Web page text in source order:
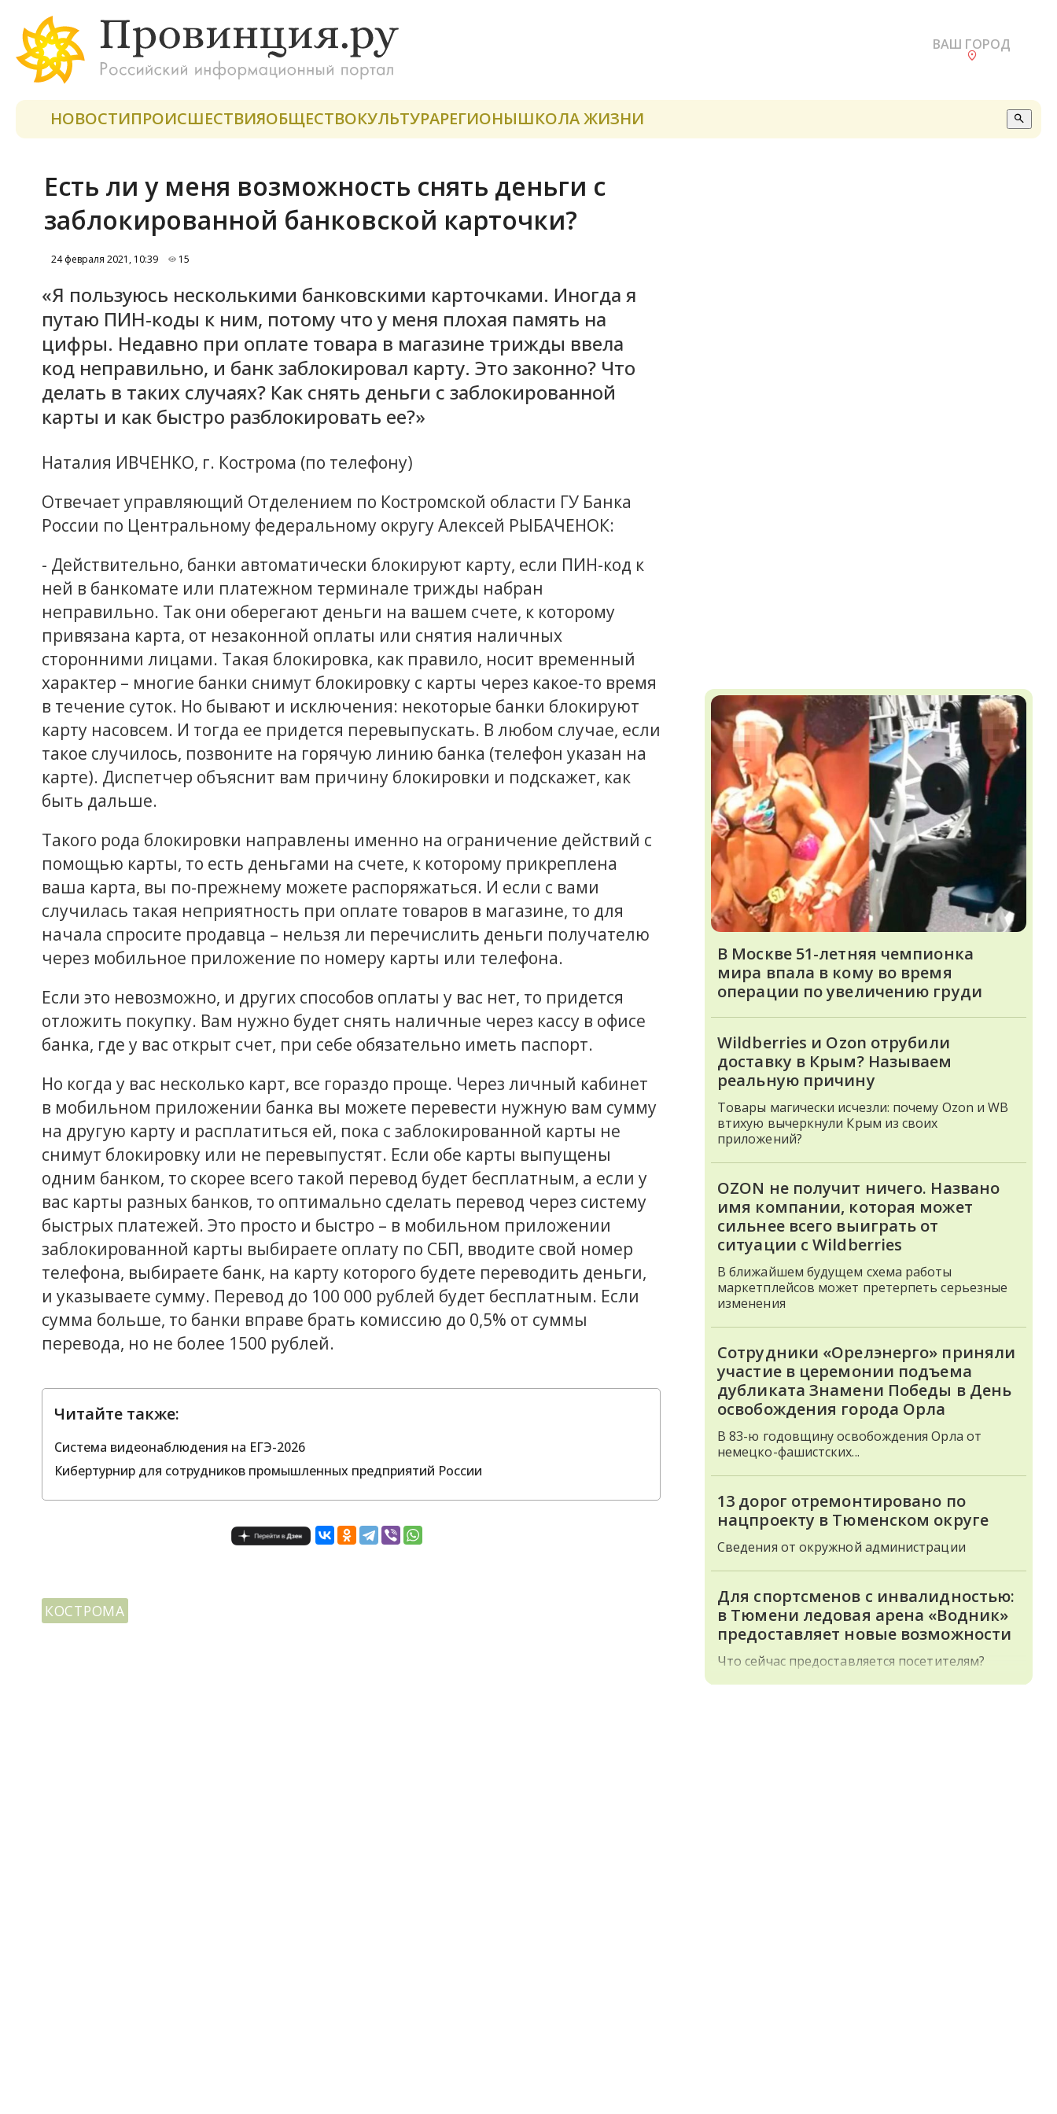
ВАШ ГОРОД
НОВОСТИПРОИСШЕСТВИЯОБЩЕСТВОКУЛЬТУРАРЕГИОНЫШКОЛА ЖИЗНИ
Есть ли у меня возможность снять деньги с
заблокированной банковской карточки?
24 февраля 2021, 10:39 15
«Я пользуюсь несколькими банковскими карточками. Иногда я
путаю ПИН-коды к ним, потому что у меня плохая память на
цифры. Недавно при оплате товара в магазине трижды ввела
код неправильно, и банк заблокировал карту. Это законно? Что
делать в таких случаях? Как снять деньги с заблокированной
карты и как быстро разблокировать ее?»
Наталия ИВЧЕНКО, г. Кострома (по телефону)
Отвечает управляющий Отделением по Костромской области ГУ Банка
России по Центральному федеральному округу Алексей РЫБАЧЕНОК:
- Действительно, банки автоматически блокируют карту, если ПИН-код к
ней в банкомате или платежном терминале трижды набран
неправильно. Так они оберегают деньги на вашем счете, к которому
привязана карта, от незаконной оплаты или снятия наличных
сторонними лицами. Такая блокировка, как правило, носит временный
характер – многие банки снимут блокировку с карты через какое-то время
в течение суток. Но бывают и исключения: некоторые банки блокируют
карту насовсем. И тогда ее придется перевыпускать. В любом случае, если
такое случилось, позвоните на горячую линию банка (телефон указан на
карте). Диспетчер объяснит вам причину блокировки и подскажет, как
быть дальше.
Такого рода блокировки направлены именно на ограничение действий с
помощью карты, то есть деньгами на счете, к которому прикреплена
ваша карта, вы по-прежнему можете распоряжаться. И если с вами
случилась такая неприятность при оплате товаров в магазине, то для
начала спросите продавца – нельзя ли перечислить деньги получателю
через мобильное приложение по номеру карты или телефона.
Если это невозможно, и других способов оплаты у вас нет, то придется
отложить покупку. Вам нужно будет снять наличные через кассу в офисе
банка, где у вас открыт счет, при себе обязательно иметь паспорт.
Но когда у вас несколько карт, все гораздо проще. Через личный кабинет
в мобильном приложении банка вы можете перевести нужную вам сумму
на другую карту и расплатиться ей, пока с заблокированной карты не
снимут блокировку или не перевыпустят. Если обе карты выпущены
одним банком, то скорее всего такой перевод будет бесплатным, а если у
вас карты разных банков, то оптимально сделать перевод через систему
быстрых платежей. Это просто и быстро – в мобильном приложении
заблокированной карты выбираете оплату по СБП, вводите свой номер
телефона, выбираете банк, на карту которого будете переводить деньги,
и указываете сумму. Перевод до 100 000 рублей будет бесплатным. Если
сумма больше, то банки вправе брать комиссию до 0,5% от суммы
перевода, но не более 1500 рублей.
Читайте также:
Система видеонаблюдения на ЕГЭ-2026
Кибертурнир для сотрудников промышленных предприятий России
КОСТРОМА
В Москве 51-летняя чемпионка
мира впала в кому во время
операции по увеличению груди
Wildberries и Ozon отрубили
доставку в Крым? Называем
реальную причину
Товары магически исчезли: почему Ozon и WB
втихую вычеркнули Крым из своих
приложений?
OZON не получит ничего. Названо
имя компании, которая может
сильнее всего выиграть от
ситуации с Wildberries
В ближайшем будущем схема работы
маркетплейсов может претерпеть серьезные
изменения
Сотрудники «Орелэнерго» приняли
участие в церемонии подъема
дубликата Знамени Победы в День
освобождения города Орла
В 83-ю годовщину освобождения Орла от
немецко-фашистских...
13 дорог отремонтировано по
нацпроекту в Тюменском округе
Сведения от окружной администрации
Для спортсменов с инвалидностью:
в Тюмени ледовая арена «Водник»
предоставляет новые возможности
Что сейчас предоставляется посетителям?